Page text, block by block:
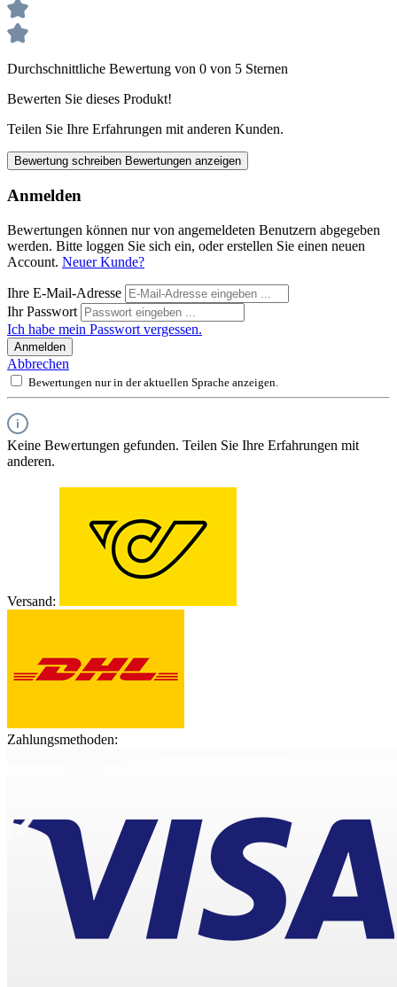
Durchschnittliche Bewertung von 0 von 5 Sternen
Bewerten Sie dieses Produkt!
Teilen Sie Ihre Erfahrungen mit anderen Kunden.
Bewertung schreiben Bewertungen anzeigen
Anmelden
Bewertungen können nur von angemeldeten Benutzern abgegeben
werden. Bitte loggen Sie sich ein, oder erstellen Sie einen neuen
Account. Neuer Kunde?
Ihre E-Mail-Adresse
Ihr Passwort
Ich habe mein Passwort vergessen.
Anmelden
Abbrechen
Bewertungen nur in der aktuellen Sprache anzeigen.
Keine Bewertungen gefunden. Teilen Sie Ihre Erfahrungen mit
anderen.
Versand:
Zahlungsmethoden: